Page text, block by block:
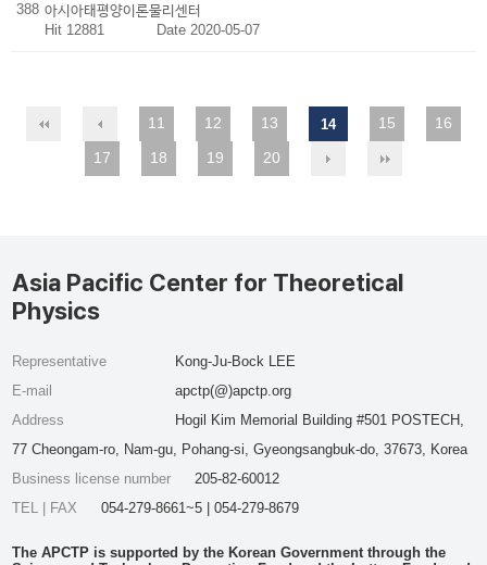
388 아시아태평양이론물리센터
Hit 12881 Date 2020-05-07
11 12 13 14 15
16
17
18 19 20
Asia Pacific Center for Theoretical
Physics
Representative
Kong-Ju-Bock LEE
E-mail
apctp(@)apctp.org
Address
Hogil Kim Memorial Building #501 POSTECH,
77 Cheongam-ro, Nam-gu, Pohang-si, Gyeongsangbuk-do, 37673, Korea
Business license number
205-82-60012
TEL | FAX
054-279-8661~5 | 054-279-8679
The APCTP is supported by the Korean Government through the